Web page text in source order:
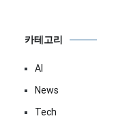
카테고리
AI
News
Tech